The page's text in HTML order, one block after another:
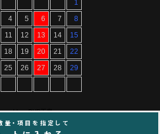
量・項目を指定して